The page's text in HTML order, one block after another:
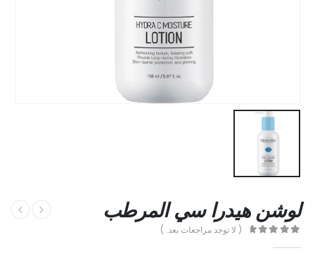
لوشن هيدرا سي المرطب
( لا توجد مراجعات بعد. )